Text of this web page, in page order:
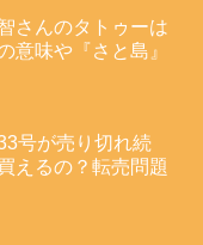
さんのタトゥーは
意味や『さと島』
号が売り切れ続
えるの？転売問題